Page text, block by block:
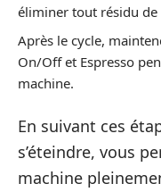
éliminer tout résidu
Après le cycle,
On/Off et Espresso
machine.
En suivant ces
s’éteindre, vous
machine